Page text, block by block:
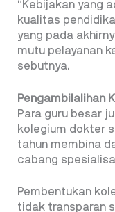
“Kebijakan yang
kualitas
yang pada
mutu pelayanan
sebutnya.
Pengambilalihan
Para guru besar
kolegium dokter
tahun membina
cabang
Pembentukan
tidak transparan